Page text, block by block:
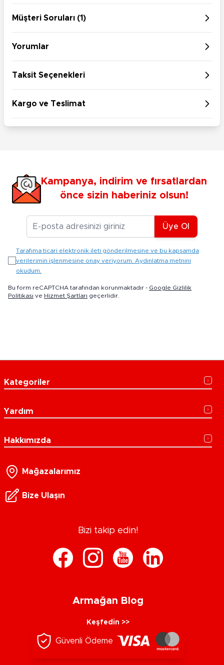
Müşteri Soruları (1)
Yorumlar
Taksit Seçenekleri
Kargo ve Teslimat
Kampanya, indirim ve fırsatlardan
önce sizin haberiniz olsun!
E-posta Adresiniz
Üye Ol
Tarafıma ticari elektronik ileti gönderilmesine ve bu kapsamda
verilerimin işlenmesine onay veriyorum. Aydınlatma metnini
okudum.
Bu form reCAPTCHA tarafından korunmaktadır - Google Gizlilik
Politikası ve Hizmet Şartları geçerlidir.
Kategoriler
Yardım
Hakkımızda
Mağazalarımız
Bize Ulaşın
Bizi takip edin!
Armağan Blog
Keşfedin >>
Güvenli Ödeme